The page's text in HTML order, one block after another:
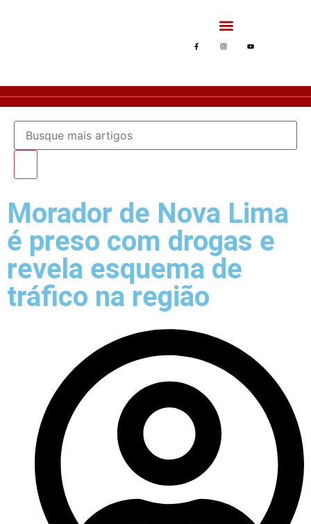
Morador de Nova Lima
é preso com drogas e
revela esquema de
tráfico na região